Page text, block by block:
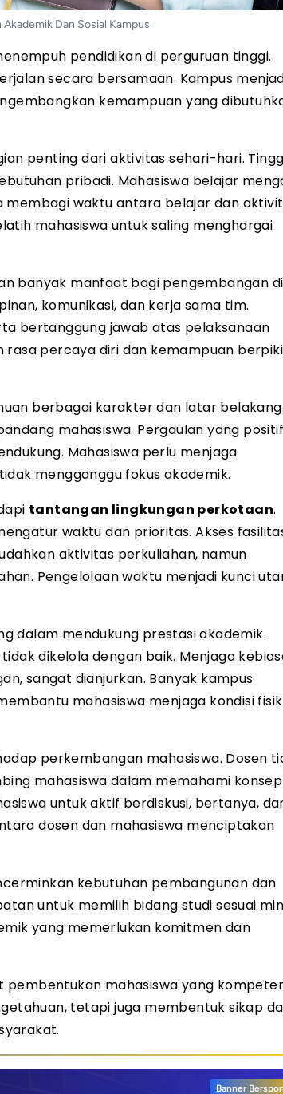
Dan Sosial Kampus
pendidikan di perguruan tinggi.
secara bersamaan. Kampus
kemampuan yang
penting dari aktivitas sehari-hari.
pribadi. Mahasiswa belajar
waktu antara belajar dan
mahasiswa untuk saling menghargai
banyak manfaat bagi pengembangan
komunikasi, dan kerja sama tim.
bertanggung jawab atas pelaksanaan
percaya diri dan kemampuan
berbagai karakter dan latar belakang.
mahasiswa. Pergaulan yang positif
Mahasiswa perlu menjaga
mengganggu fokus akademik.
tantangan lingkungan perkotaan.
waktu dan prioritas. Akses
aktivitas perkuliahan, namun
Pengelolaan waktu menjadi kunci
dalam mendukung prestasi akademik.
dikelola dengan baik. Menjaga
sangat dianjurkan. Banyak kampus
mahasiswa menjaga kondisi
perkembangan mahasiswa. Dosen
mahasiswa dalam memahami
untuk aktif berdiskusi, bertanya,
dosen dan mahasiswa menciptakan
kebutuhan pembangunan dan
untuk memilih bidang studi sesuai
yang memerlukan komitmen dan
pembentukan mahasiswa yang
tetapi juga membentuk sikap
Banner